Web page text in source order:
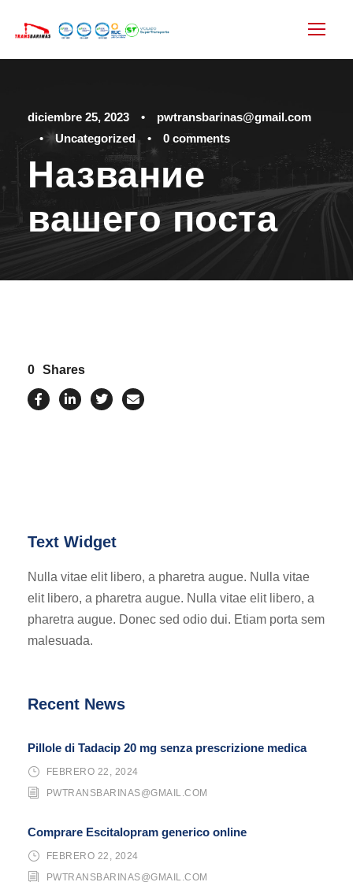
diciembre 25, 2023 •
pwtransbarinas@gmail.com
•
Uncategorized • 0 comments
Название
вашего поста
0 Shares
Text Widget
Nulla vitae elit libero, a pharetra augue. Nulla vitae
elit libero, a pharetra augue. Nulla vitae elit libero, a
pharetra augue. Donec sed odio dui. Etiam porta sem
malesuada.
Recent News
Pillole di Tadacip 20 mg senza prescrizione medica
FEBRERO 22, 2024
PWTRANSBARINAS@GMAIL.COM
Comprare Escitalopram generico online
FEBRERO 22, 2024
PWTRANSBARINAS@GMAIL.COM